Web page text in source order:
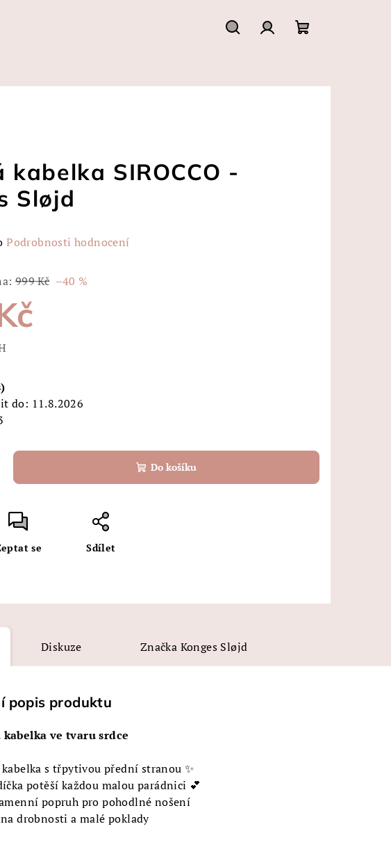
košík
kabelka SIROCCO -
Sløjd
Podrobnosti hodnocení
999 Kč –40 %
do: 11.8.2026
Do košíku
se Sdílet
Diskuze Značka Konges Sløjd
popis produktu
kabelka ve tvaru srdce
kabelka s třpytivou přední stranou ✨
potěší každou malou parádnici 💕
popruh pro pohodlné nošení
drobnosti a malé poklady